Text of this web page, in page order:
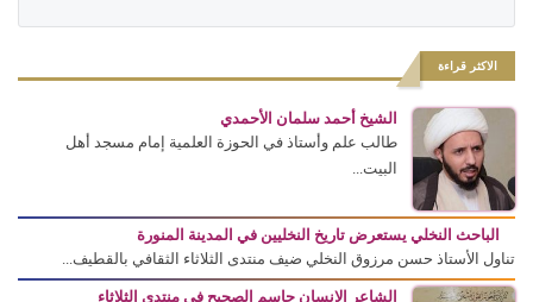
الاكثر قراءة
الشيخ أحمد سلمان الأحمدي
طالب علم وأستاذ في الحوزة العلمية إمام مسجد أهل
البيت...
الباحث النخلي يستعرض تاريخ النخليين في المدينة المنورة
تناول الأستاذ حسن مرزوق النخلي ضيف منتدى الثلاثاء الثقافي بالقطيف...
الشاعر الانسان جاسم الصحيح في منتدى الثلاثاء